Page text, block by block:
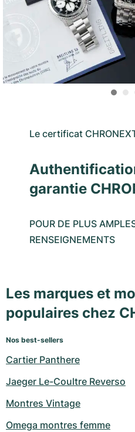
Le certificat
garantie
POUR DE PLUS
RENSEIGNEMENTS
Les marques et
populaires chez
Nos best-sellers
Cartier Panthere
Jaeger Le-Coultre Reverso
Montres Vintage
Omega montres femme